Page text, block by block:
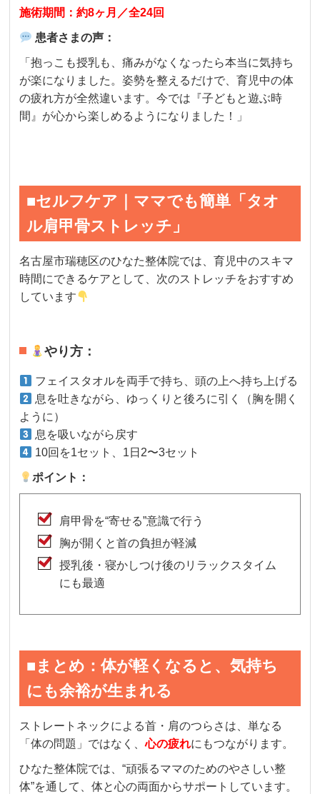
施術期間：約8ヶ月／全24回
患者さまの声：
「抱っこも授乳も、痛みがなくなったら本当に気持ち
が楽になりました。姿勢を整えるだけで、育児中の体
の疲れ方が全然違います。今では『子どもと遊ぶ時
間』が心から楽しめるようになりました！」
■セルフケア｜ママでも簡単「タオ
ル肩甲骨ストレッチ」
名古屋市瑞穂区のひなた整体院では、育児中のスキマ
時間にできるケアとして、次のストレッチをおすすめ
しています
やり方：
フェイスタオルを両手で持ち、頭の上へ持ち上げる
息を吐きながら、ゆっくりと後ろに引く（胸を開く
ように）
息を吸いながら戻す
10回を1セット、1日2〜3セット
ポイント：
肩甲骨を“寄せる”意識で行う
胸が開くと首の負担が軽減
授乳後・寝かしつけ後のリラックスタイム
にも最適
■まとめ：体が軽くなると、気持ち
にも余裕が生まれる
ストレートネックによる首・肩のつらさは、単なる
「体の問題」ではなく、心の疲れにもつながります。
ひなた整体院では、“頑張るママのためのやさしい整
体”を通して、体と心の両面からサポートしています。